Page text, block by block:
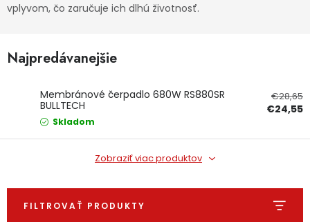
Vianoce
Fotovoltaika
Značky
Doprava a platba Váš zákaznícky účet
vplyvom, čo zaručuje ich dlhú životnosť.
Najpredávanejšie
Membránové čerpadlo 680W RS880SR
BULLTECH
€28,65
€24,55
Skladom
Zobraziť viac produktov
FILTROVAŤ PRODUKTY